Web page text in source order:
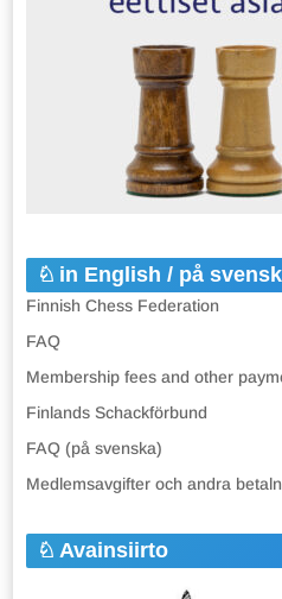
in English / på
Finnish Chess Federation
FAQ
Membership fees and other
Finlands Schackförbund
FAQ (på svenska)
Medlemsavgifter och andra
Avainsiirto